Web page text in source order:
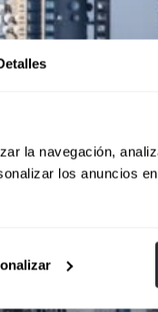
la navegación,
los anuncios